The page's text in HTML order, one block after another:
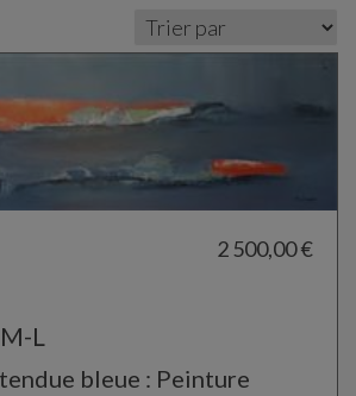
2 500,00 €
L
bleue : Peinture